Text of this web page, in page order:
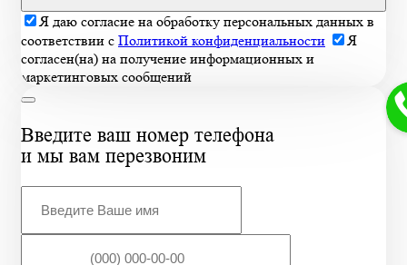
Я даю согласие на обработку персональных данных в
соответствии с Политикой конфиденциальности
Я
согласен(на) на получение информационных и
маркетинговых сообщений
Введите ваш номер телефона
и мы вам перезвоним